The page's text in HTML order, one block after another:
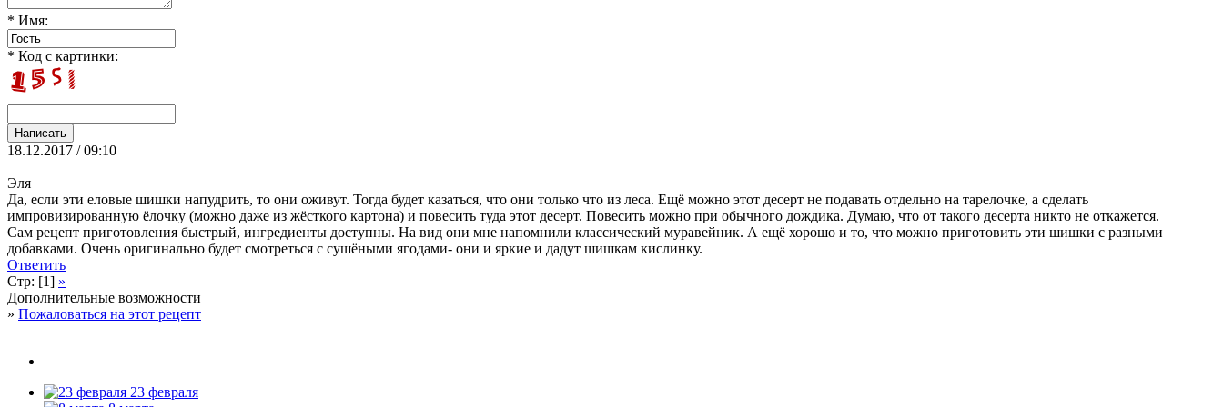
* Имя:
* Код с картинки:
18.12.2017 / 09:10
Эля
Да, если эти еловые шишки напудрить, то они оживут. Тогда будет казаться, что они только что из леса. Ещё можно этот десерт не подавать отдельно на тарелочке, а сделать
импровизированную ёлочку (можно даже из жёсткого картона) и повесить туда этот десерт. Повесить можно при обычного дождика. Думаю, что от такого десерта никто не откажется.
Сам рецепт приготовления быстрый, ингредиенты доступны. На вид они мне напомнили классический муравейник. А ещё хорошо и то, что можно приготовить эти шишки с разными
добавками. Очень оригинально будет смотреться с сушёными ягодами- они и яркие и дадут шишкам кислинку.
Ответить
Стр: [1] »
Дополнительные возможности
» Пожаловаться на этот рецепт
23 февраля